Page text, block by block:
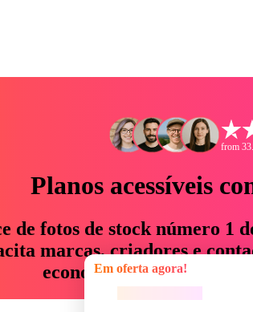
from
Planos acessíveis
de fotos de stock número 1
marcas, criadores e
economizam até 76%
Em oferta agora!